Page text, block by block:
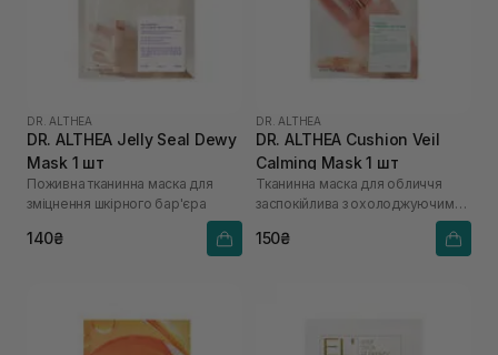
DR. ALTHEA
DR. ALTHEA Jelly Seal Dewy
Mask 1 шт
Поживна тканинна маска для
зміцнення шкірного бар'єра
140₴
DR. ALTHEA
DR. ALTHEA Cushion Veil
Calming Mask 1 шт
Тканинна маска для обличчя
заспокійлива з охолоджуючим
150₴